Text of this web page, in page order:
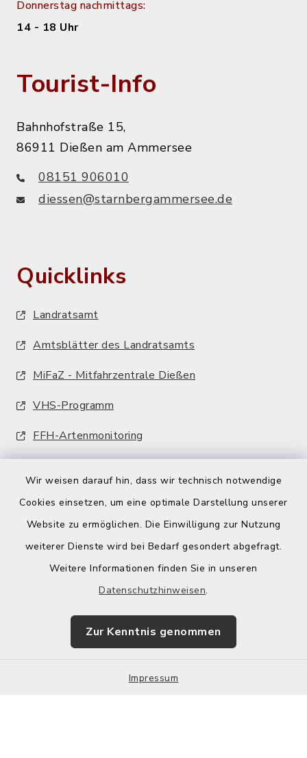
Wir weisen darauf hin, dass wir technisch notwendige
Cookies einsetzen, um eine optimale Darstellung unserer
Website zu ermöglichen. Die Einwilligung zur Nutzung
weiterer Dienste wird bei Bedarf gesondert abgefragt.
Weitere Informationen finden Sie in unseren
Datenschutzhinweisen.
Zur Kenntnis genommen
Impressum
Donnerstag nachmittags:
14 - 18 Uhr
Tourist-Info
Bahnhofstraße 15,
86911 Dießen am Ammersee
08151 906010
diessen@starnbergammersee.de
Quicklinks
Landratsamt
Amtsblätter des Landratsamts
MiFaZ - Mitfahrzentrale Dießen
VHS-Programm
FFH-Artenmonitoring
Barrierefreiheit
Impressum
Sitemap